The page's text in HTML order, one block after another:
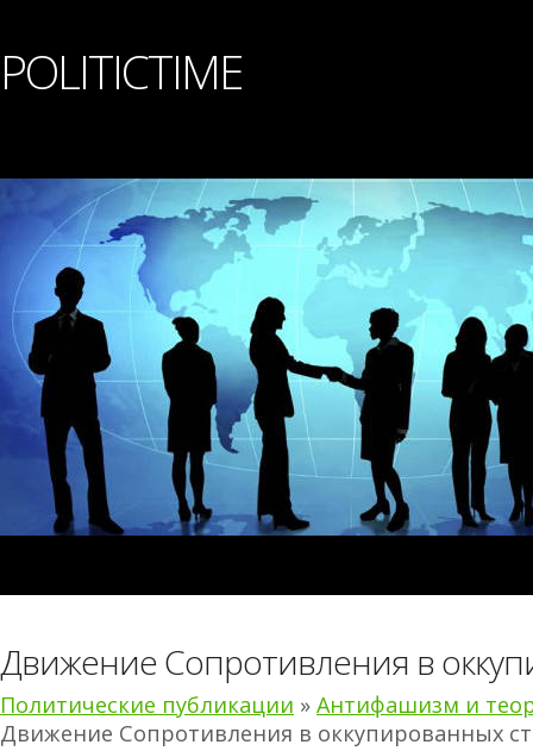
POLITICTIME
Движение Сопротивления в
Политические публикации » Антифашизм и
Движение Сопротивления в оккупированных